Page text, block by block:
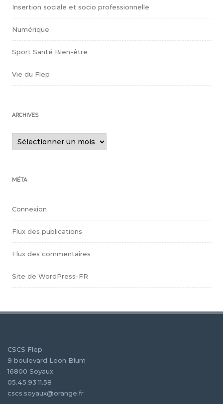
Insertion sociale et socio professionnelle
Numérique
Sport Santé Bien-être
Vie du Flep
ARCHIVES
Archives
MÉTA
Connexion
Flux des publications
Flux des commentaires
Site de WordPress-FR
CSCS Flep
9 boulevard Leon Blum
16800 Soyaux
05.45.93.11.58
cscs.soyaux@orange.fr